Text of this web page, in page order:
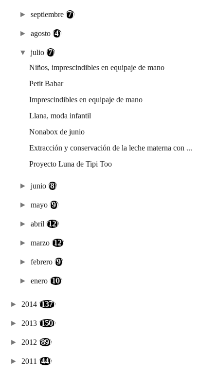
►septiembre(7)
►agosto(4)
▼julio(7)
Niños, imprescindibles en equipaje de mano
Petit Babar
Imprescindibles en equipaje de mano
Llana, moda infantil
Nonabox de junio
Extracción y conservación de la leche materna con ...
Proyecto Luna de Tipi Too
►junio(8)
►mayo(9)
►abril (12)
►marzo (12)
►febrero(9)
►enero (10)
► 2014 (137)
► 2013 (150)
► 2012 (89)
► 2011 (44)